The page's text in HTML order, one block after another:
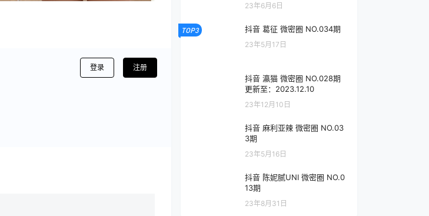
登录 注册
23年6月6日
TOP3 抖音 葛征 微密圈 NO.034期
23年5月17日
抖音 瀛猫 微密圈 NO.028期
更新至：2023.12.10
23年12月10日
抖音 麻利亚辣 微密圈 NO.03
3期
23年5月16日
抖音 陈妮腻UNI 微密圈 NO.0
13期
23年8月31日